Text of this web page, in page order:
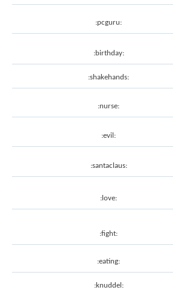
:pcguru:
:birthday:
:shakehands:
:nurse:
:evil:
:santaclaus:
:love:
:fight:
:eating:
:knuddel: